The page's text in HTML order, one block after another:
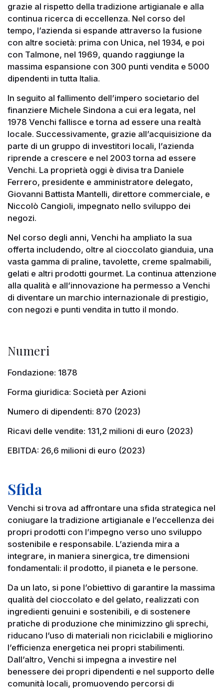
grazie al rispetto della tradizione artigianale e alla
continua ricerca di eccellenza. Nel corso del
tempo, l’azienda si espande attraverso la fusione
con altre società: prima con Unica, nel 1934, e poi
con Talmone, nel 1969, quando raggiunge la
massima espansione con 300 punti vendita e 5000
dipendenti in tutta Italia.
In seguito al fallimento dell’impero societario del
finanziere Michele Sindona a cui era legata, nel
1978 Venchi fallisce e torna ad essere una realtà
locale. Successivamente, grazie all’acquisizione da
parte di un gruppo di investitori locali, l’azienda
riprende a crescere e nel 2003 torna ad essere
Venchi. La proprietà oggi è divisa tra Daniele
Ferrero, presidente e amministratore delegato,
Giovanni Battista Mantelli, direttore commerciale, e
Niccolò Cangioli, impegnato nello sviluppo dei
negozi.
Nel corso degli anni, Venchi ha ampliato la sua
offerta includendo, oltre al cioccolato gianduia, una
vasta gamma di praline, tavolette, creme spalmabili,
gelati e altri prodotti gourmet. La continua attenzione
alla qualità e all’innovazione ha permesso a Venchi
di diventare un marchio internazionale di prestigio,
con negozi e punti vendita in tutto il mondo.
Numeri
Fondazione: 1878
Forma giuridica: Società per Azioni
Numero di dipendenti: 870 (2023)
Ricavi delle vendite: 131,2 milioni di euro (2023)
EBITDA: 26,6 milioni di euro (2023)
Sfida
Venchi si trova ad affrontare una sfida strategica nel
coniugare la tradizione artigianale e l’eccellenza dei
propri prodotti con l’impegno verso uno sviluppo
sostenibile e responsabile. L’azienda mira a
integrare, in maniera sinergica, tre dimensioni
fondamentali: il prodotto, il pianeta e le persone.
Da un lato, si pone l’obiettivo di garantire la massima
qualità del cioccolato e del gelato, realizzati con
ingredienti genuini e sostenibili, e di sostenere
pratiche di produzione che minimizzino gli sprechi,
riducano l’uso di materiali non riciclabili e migliorino
l’efficienza energetica nei propri stabilimenti.
Dall’altro, Venchi si impegna a investire nel
benessere dei propri dipendenti e nel supporto delle
comunità locali, promuovendo percorsi di